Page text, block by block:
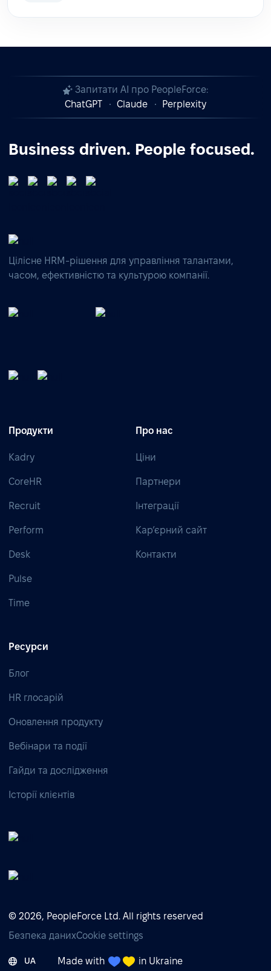
Запитати AI про PeopleForce:
ChatGPT
Claude Perplexity
Business driven. People focused.
Цілісне HRM-рішення для управління талантами,
часом, ефективністю та культурою компанії.
Продукти
Kadry
CoreHR
Recruit
Perform
Desk
Pulse
Time
Про нас
Ціни
Партнери
Інтеграції
Кар’єрний сайт
Контакти
Ресурси
Блог
HR глосарій
Оновлення продукту
Вебінари та події
Гайди та дослідження
Історії клієнтів
© 2026, PeopleForce Ltd. All rights reserved
Безпека данихCookie settings
UA Made with in Ukraine